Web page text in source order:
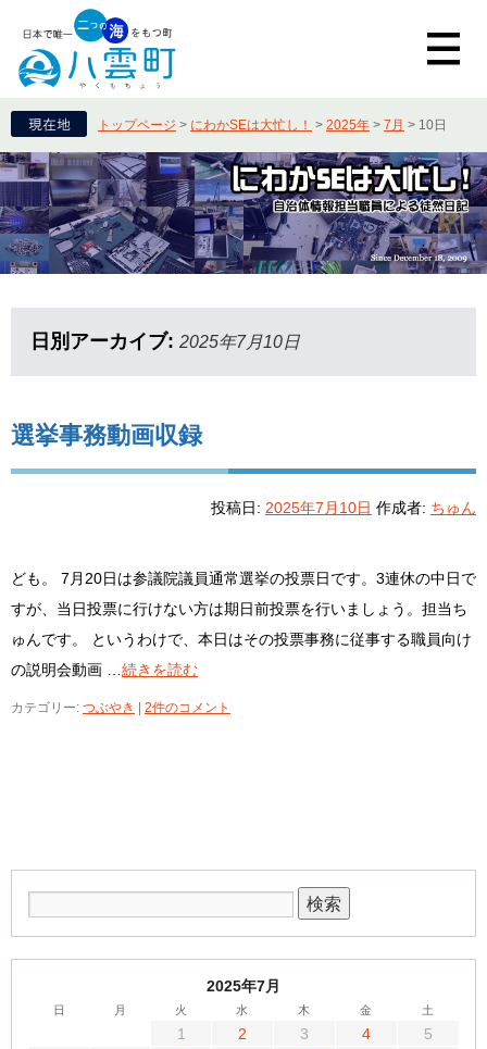
トップページ > にわかSEは大忙し！ > 2025年 > 7月 > 10日
日別アーカイブ: 2025年7月10日
選挙事務動画収録
投稿日: 2025年7月10日 作成者: ちゅん
ども。 7月20日は参議院議員通常選挙の投票日です。3連休の中日で
すが、当日投票に行けない方は期日前投票を行いましょう。担当ち
ゅんです。 というわけで、本日はその投票事務に従事する職員向け
の説明会動画 … 続きを読む
カテゴリー: つぶやき 2件のコメント
2025年7月
日 月 火 水 木 金 土
1 2 3 4
5